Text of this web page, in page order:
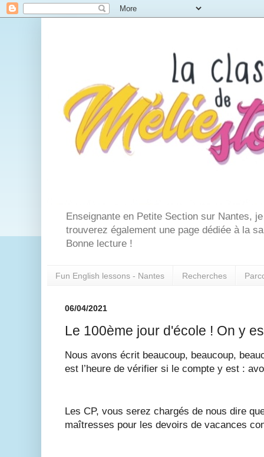
Enseignante en Petite Section sur Nantes,
trouverez également une page dédiée à la
Bonne lecture !
Fun English lessons - Nantes Recherches
06/04/2021
Le 100ème jour d'école ! On y
Nous avons écrit beaucoup, beaucoup,
est l’heure de vérifier si le compte y est :
Les CP, vous serez chargés de nous dire
maîtresses pour les devoirs de vacances